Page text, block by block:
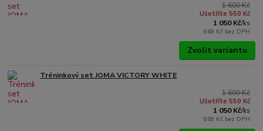
1 600 Kč
Ušetříte 550 Kč
1 050 Kč/ks
868 Kč bez DPH
Zvolit variantu
Tréninkový set JOMA VICTORY WHITE
1 600 Kč
Ušetříte 550 Kč
1 050 Kč/ks
868 Kč bez DPH